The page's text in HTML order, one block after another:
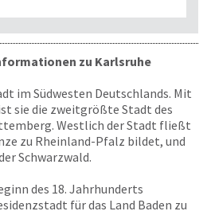
zu Karlsruhe
im Südwesten Deutschlands. Mit
sie die zweitgrößte Stadt des
Westlich der Stadt fließt
zu Rheinland-Pfalz bildet, und
Schwarzwald.
des 18. Jahrhunderts
für das Land Baden zu